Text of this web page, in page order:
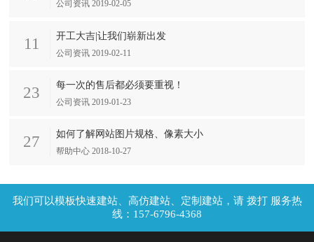
公司资讯 2019-02-05
11 开工大吉|让我们崭新出发
公司资讯 2019-02-11
23 每一次的售后都必须要重视！
公司资讯 2019-01-23
27 如何了解网站图片规格、像素大小
帮助中心 2018-10-27
拨打 服务热
线：157-6796-4368